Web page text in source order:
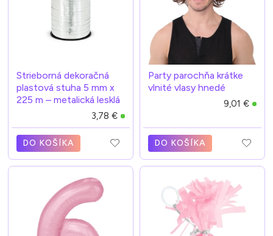
Strieborná dekoračná
plastová stuha 5 mm x
225 m – metalická lesklá
3,78 €
DO KOŠÍKA
Party parochňa krátke
vlnité vlasy hnedé
9,01 €
DO KOŠÍKA